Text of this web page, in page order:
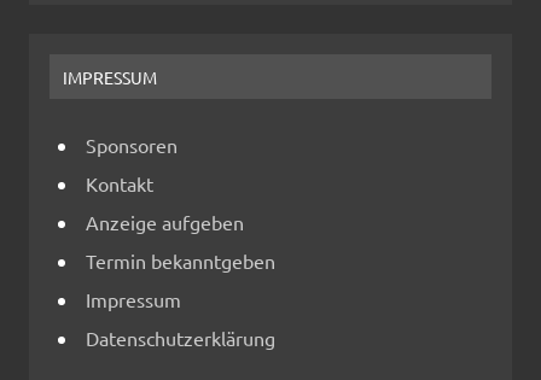
IMPRESSUM
Sponsoren
Kontakt
Anzeige aufgeben
Termin bekanntgeben
Impressum
Datenschutzerklärung